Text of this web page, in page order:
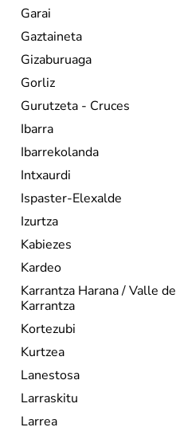
Garai
Gaztaineta
Gizaburuaga
Gorliz
Gurutzeta - Cruces
Ibarra
Ibarrekolanda
Intxaurdi
Ispaster-Elexalde
Izurtza
Kabiezes
Kardeo
Karrantza Harana / Valle de
Karrantza
Kortezubi
Kurtzea
Lanestosa
Larraskitu
Larrea